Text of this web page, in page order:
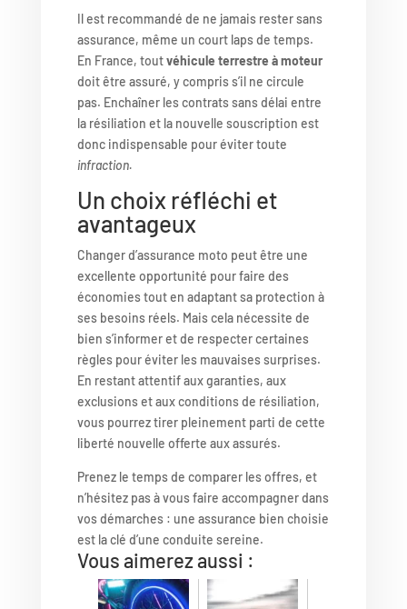
Il est recommandé de ne jamais rester sans
assurance, même un court laps de temps.
En France, toutvéhicule terrestre à moteur
doit être assuré, y compris s’il ne circule
pas. Enchaîner les contrats sans délai entre
la résiliation et la nouvelle souscription est
donc indispensable pour éviter toute
infraction.
Un choix réfléchi et
avantageux
Changer d’assurance moto peut être une
excellente opportunité pour faire des
économies tout en adaptant sa protection à
ses besoins réels. Mais cela nécessite de
bien s’informer et de respecter certaines
règles pour éviter les mauvaises surprises.
En restant attentif aux garanties, aux
exclusions et aux conditions de résiliation,
vous pourrez tirer pleinement parti de cette
liberté nouvelle offerte aux assurés.
Prenez le temps de comparer les offres, et
n’hésitez pas à vous faire accompagner dans
vos démarches : une assurance bien choisie
est la clé d’une conduite sereine.
Vous aimerez aussi :